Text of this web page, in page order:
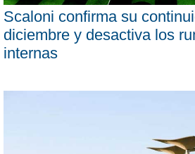
Scaloni confirma su
diciembre y desactiva los
internas